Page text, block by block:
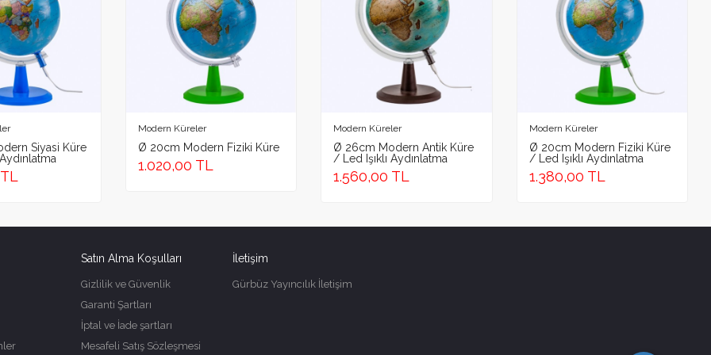
Email Adresi
Siyasi Küre
Modern Küreler
Ø 20cm Modern Fiziki Küre
1.020,00 TL
Modern Küreler
Ø 26cm Modern Antik Küre
/ Led Işıklı Aydınlatma
1.560,00 TL
Modern Küreler
Ø 20cm Modern Fiziki Küre
/ Led Işıklı Aydınlatma
1.380,00 TL
Satın Alma Koşulları
Gizlilik ve Güvenlik
Garanti Şartları
İptal ve İade şartları
Mesafeli Satış Sözleşmesi
İletişim
Gürbüz Yayıncılık İletişim